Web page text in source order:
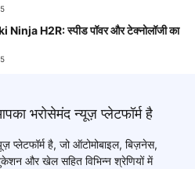
H2R: स्पीड पॉवर और टेक्नोलॉजी का
प्लेटफॉर्म है, जो ऑटोमोबाइल, बिज़नेस,
और खेल सहित विभिन्न श्रेणियों में